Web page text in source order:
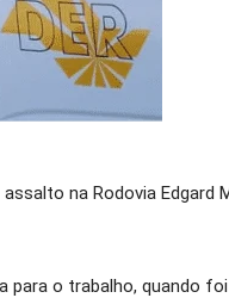
na Rodovia
para o trabalho, quando